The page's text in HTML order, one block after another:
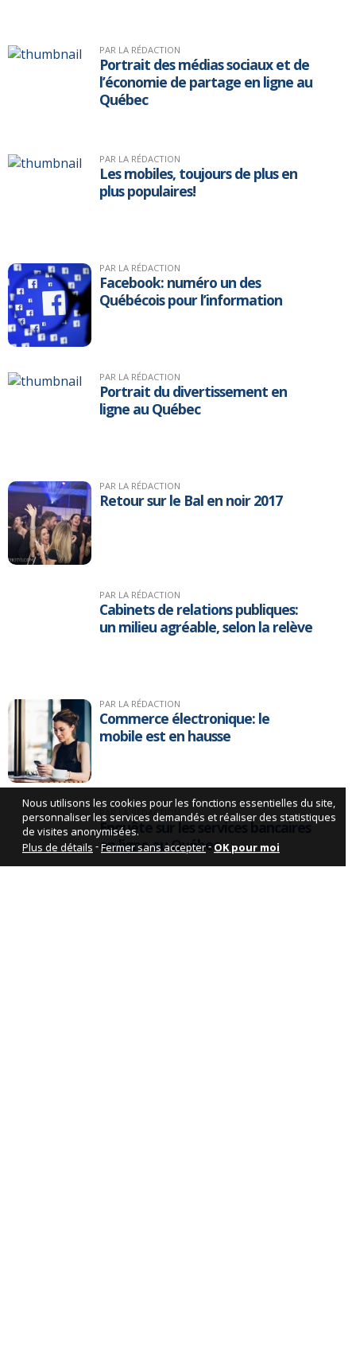
PAR LA RÉDACTION
Portrait des médias sociaux et de
l’économie de partage en ligne au
Québec
PAR LA RÉDACTION
Les mobiles, toujours de plus en
plus populaires!
PAR LA RÉDACTION
Facebook: numéro un des
Québécois pour l’information
PAR LA RÉDACTION
Portrait du divertissement en
ligne au Québec
PAR LA RÉDACTION
Retour sur le Bal en noir 2017
PAR LA RÉDACTION
Cabinets de relations publiques:
un milieu agréable, selon la relève
PAR LA RÉDACTION
Commerce électronique: le
mobile est en hausse
PAR LA RÉDACTION
Enquête sur les services bancaires
en ligne au Québec
Nous utilisons les cookies pour les fonctions essentielles du site,
personnaliser les services demandés et réaliser des statistiques
de visites anonymisées.
Plus de détails -Fermer sans accepter- OK pour moi